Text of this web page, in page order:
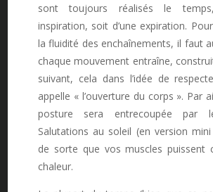
sont toujours réalisés le
inspiration, soit d’une expiration.
la fluidité des enchaînements, il faut
chaque mouvement entraîne,
suivant, cela dans l’idée de
appelle « l’ouverture du corps ». Par
posture sera entrecoupée par
Salutations au soleil (en version
de sorte que vos muscles puissent
chaleur.